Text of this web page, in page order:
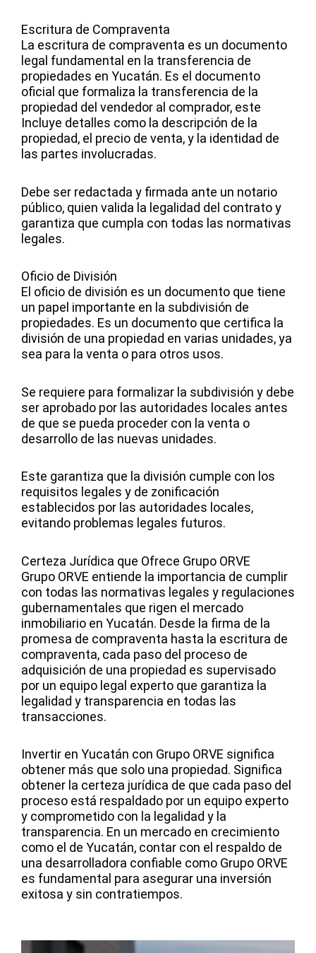
Escritura de Compraventa
La escritura de compraventa es un documento
legal fundamental en la transferencia de
propiedades en Yucatán. Es el documento
oficial que formaliza la transferencia de la
propiedad del vendedor al comprador, este
Incluye detalles como la descripción de la
propiedad, el precio de venta, y la identidad de
las partes involucradas.
Debe ser redactada y firmada ante un notario
público, quien valida la legalidad del contrato y
garantiza que cumpla con todas las normativas
legales.
Oficio de División
El oficio de división es un documento que tiene
un papel importante en la subdivisión de
propiedades. Es un documento que certifica la
división de una propiedad en varias unidades, ya
sea para la venta o para otros usos.
Se requiere para formalizar la subdivisión y debe
ser aprobado por las autoridades locales antes
de que se pueda proceder con la venta o
desarrollo de las nuevas unidades.
Este garantiza que la división cumple con los
requisitos legales y de zonificación
establecidos por las autoridades locales,
evitando problemas legales futuros.
Certeza Jurídica que Ofrece Grupo ORVE
Grupo ORVE entiende la importancia de cumplir
con todas las normativas legales y regulaciones
gubernamentales que rigen el mercado
inmobiliario en Yucatán. Desde la firma de la
promesa de compraventa hasta la escritura de
compraventa, cada paso del proceso de
adquisición de una propiedad es supervisado
por un equipo legal experto que garantiza la
legalidad y transparencia en todas las
transacciones.
Invertir en Yucatán con Grupo ORVE significa
obtener más que solo una propiedad. Significa
obtener la certeza jurídica de que cada paso del
proceso está respaldado por un equipo experto
y comprometido con la legalidad y la
transparencia. En un mercado en crecimiento
como el de Yucatán, contar con el respaldo de
una desarrolladora confiable como Grupo ORVE
es fundamental para asegurar una inversión
exitosa y sin contratiempos.